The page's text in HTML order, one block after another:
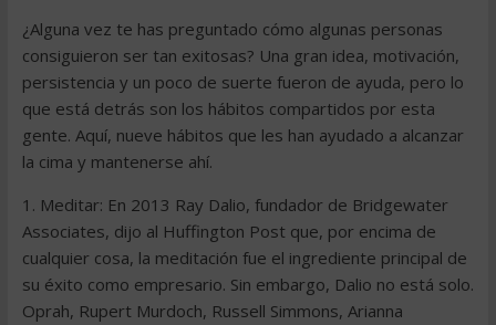
¿Alguna vez te has preguntado cómo algunas personas
consiguieron ser tan exitosas? Una gran idea, motivación,
persistencia y un poco de suerte fueron de ayuda, pero lo
que está detrás son los hábitos compartidos por esta
gente. Aquí, nueve hábitos que les han ayudado a alcanzar
la cima y mantenerse ahí.
1. Meditar: En 2013 Ray Dalio, fundador de Bridgewater
Associates, dijo al Huffington Post que, por encima de
cualquier cosa, la meditación fue el ingrediente principal de
su éxito como empresario. Sin embargo, Dalio no está solo.
Oprah, Rupert Murdoch, Russell Simmons, Arianna